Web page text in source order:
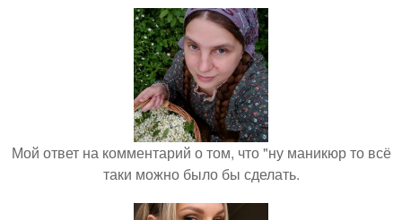
Мой ответ на комментарий о том, что "ну маникюр то всё
таки можно было бы сделать.